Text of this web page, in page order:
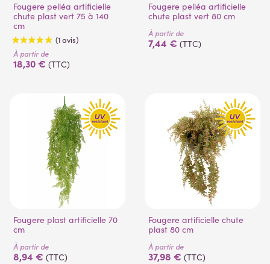
Fougere pelléa artificielle
chute plast vert 75 à 140
cm
À partir de
18,30 € (TTC)
Fougere pelléa artificielle
chute plast vert 80 cm
À partir de
7,44 € (TTC)
Fougere plast artificielle 70
cm
À partir de
8,94 € (TTC)
Fougere artificielle chute
plast 80 cm
À partir de
37,98 € (TTC)